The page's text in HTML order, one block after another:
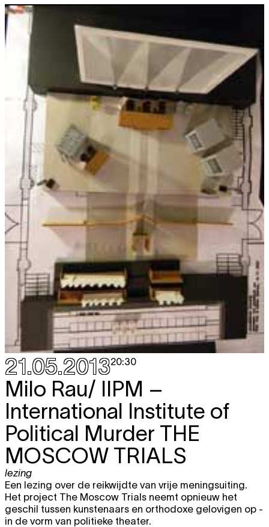
21.05.201320:30
Milo Rau/ IIPM –
International Institute of
Political Murder THE
MOSCOW TRIALS
lezing
Een lezing over de reikwijdte van vrije meningsuiting.
Het project The Moscow Trials neemt opnieuw het
geschil tussen kunstenaars en orthodoxe gelovigen op -
in de vorm van politieke theater.